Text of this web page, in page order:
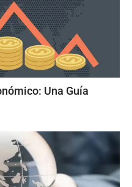
Una Guía